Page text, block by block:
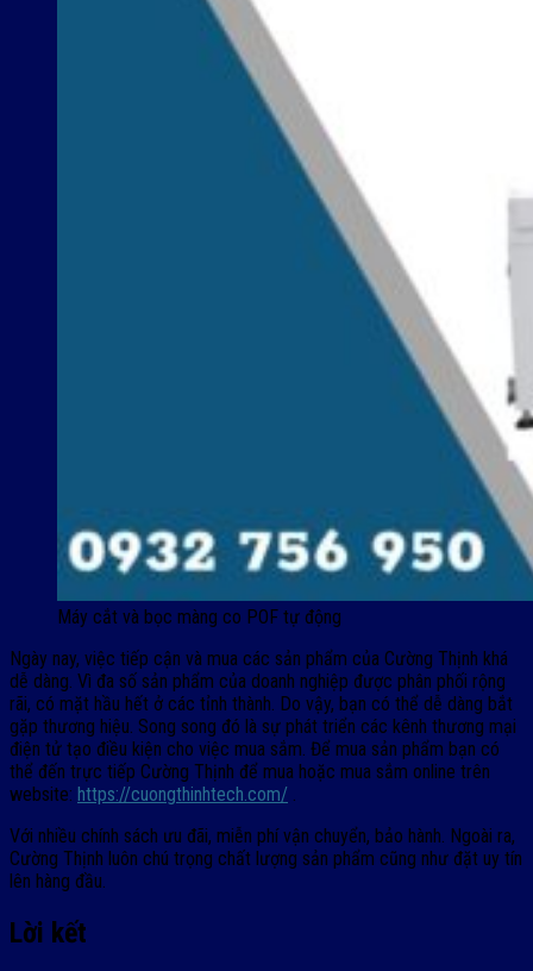
Máy cắt và bọc màng co POF tự động
Ngày nay, việc tiếp cận và mua các sản phẩm của Cường Thịnh khá
dễ dàng. Vì đa số sản phẩm của doanh nghiệp được phân phối rộng
rãi, có mặt hầu hết ở các tỉnh thành. Do vậy, bạn có thể dễ dàng bắt
gặp thương hiệu. Song song đó là sự phát triển các kênh thương mại
điện tử tạo điều kiện cho việc mua sắm. Để mua sản phẩm bạn có
thể đến trực tiếp Cường Thịnh để mua hoặc mua sắm online trên
website: https://cuongthinhtech.com/
Với nhiều chính sách ưu đãi, miễn phí vận chuyển, bảo hành. Ngoài ra,
Cường Thịnh luôn chú trọng chất lượng sản phẩm cũng như đặt uy tín
lên hàng đầu.
Lời kết